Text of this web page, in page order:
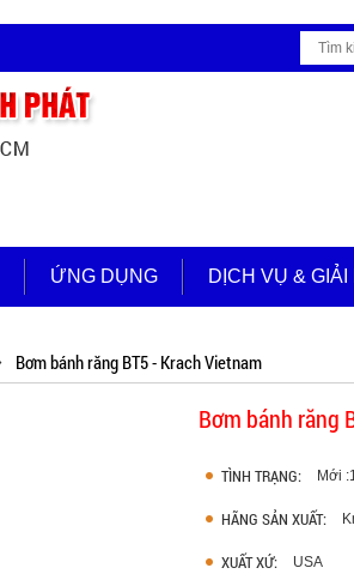
ỨNG DỤNG DỊCH VỤ & GIẢI
Bơm bánh răng BT5 - Krach Vietnam
Bơm bánh răng
TÌNH TRẠNG: Mới
HÃNG SẢN XUẤT:
XUẤT XỨ: USA